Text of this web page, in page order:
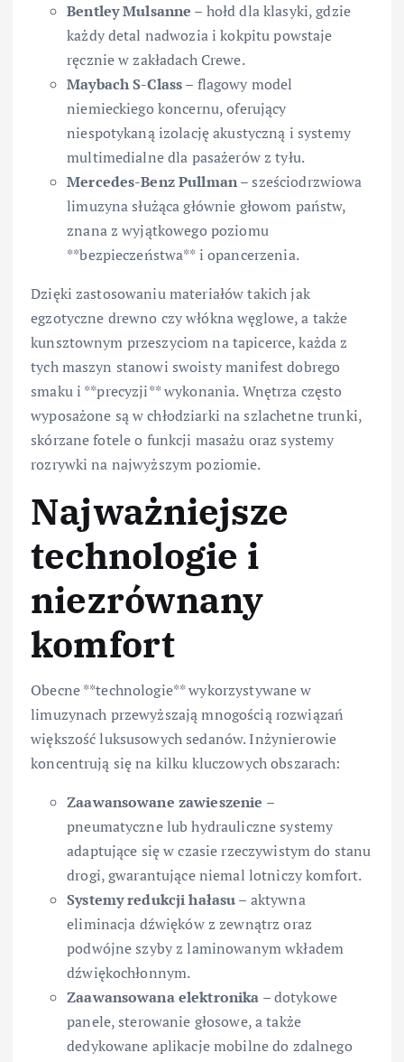
Bentley Mulsanne – hołd dla klasyki, gdzie
każdy detal nadwozia i kokpitu powstaje
ręcznie w zakładach Crewe.
Maybach S-Class– flagowy model
niemieckiego koncernu, oferujący
niespotykaną izolację akustyczną i systemy
multimedialne dla pasażerów z tyłu.
Mercedes-Benz Pullman– sześciodrzwiowa
limuzyna służąca głównie głowom państw,
znana z wyjątkowego poziomu
**bezpieczeństwa** i opancerzenia.
Dzięki zastosowaniu materiałów takich jak
egzotyczne drewno czy włókna węglowe, a także
kunsztownym przeszyciom na tapicerce, każda z
tych maszyn stanowi swoisty manifest dobrego
smaku i **precyzji** wykonania. Wnętrza często
wyposażone są w chłodziarki na szlachetne trunki,
skórzane fotele o funkcji masażu oraz systemy
rozrywki na najwyższym poziomie.
Najważniejsze
technologie i
niezrównany
komfort
Obecne **technologie** wykorzystywane w
limuzynach przewyższają mnogością rozwiązań
większość luksusowych sedanów. Inżynierowie
koncentrują się na kilku kluczowych obszarach:
Zaawansowane zawieszenie –
pneumatyczne lub hydrauliczne systemy
adaptujące się w czasie rzeczywistym do stanu
drogi, gwarantujące niemal lotniczy komfort.
Systemy redukcji hałasu– aktywna
eliminacja dźwięków z zewnątrz oraz
podwójne szyby z laminowanym wkładem
dźwiękochłonnym.
Zaawansowana elektronika – dotykowe
panele, sterowanie głosowe, a także
dedykowane aplikacje mobilne do zdalnego